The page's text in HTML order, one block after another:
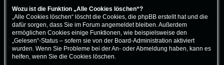
Wozu ist die Funktion „Alle Cookies löschen“?
„Alle Cookies löschen“ löscht die Cookies, die phpBB erstellt hat und die
dafür sorgen, dass Sie im Forum angemeldet bleiben. Außerdem
ermöglichen Cookies einige Funktionen, wie beispielsweise den
„Gelesen“-Status – sofern sie von der Board-Administration aktiviert
wurden. Wenn Sie Probleme bei der An- oder Abmeldung haben, kann es
helfen, wenn Sie die Cookies löschen.